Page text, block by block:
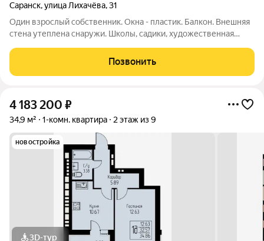
Саранск,улица Лихачёва,31
Один взрослый собственник. Окна - пластик. Балкон. Внешняя
стена утеплена снаружи. Школы, садики, художественная
Убедительная просьба, агентства не беспокоить.
Позвонить
4 183 200 ₽
34,9 м² 1-комн. квартира 2 этаж из 9
новостройка
3D-тур